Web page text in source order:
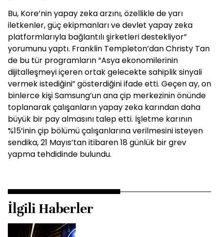
Bu, Kore’nin yapay zeka arzını, özellikle de yarı
iletkenler, güç ekipmanları ve devlet yapay zeka
platformlarıyla bağlantılı şirketleri destekliyor”
yorumunu yaptı. Franklin Templeton’dan Christy Tan
de bu tür programların “Asya ekonomilerinin
dijitalleşmeyi içeren ortak gelecekte sahiplik sinyali
vermek istediğini” gösterdiğini ifade etti. Geçen ay, on
binlerce kişi Samsung’un ana çip merkezinin önünde
toplanarak çalışanların yapay zeka karından daha
büyük bir pay almasını talep etti. İşletme karının
%15’inin çip bölümü çalışanlarına verilmesini isteyen
sendika, 21 Mayıs’tan itibaren 18 günlük bir grev
yapma tehdidinde bulundu.
İlgili Haberler